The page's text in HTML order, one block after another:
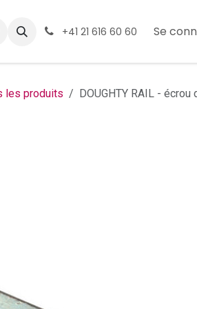
+41 21 616 60 60 Se
les produits DOUGHTY RAIL -